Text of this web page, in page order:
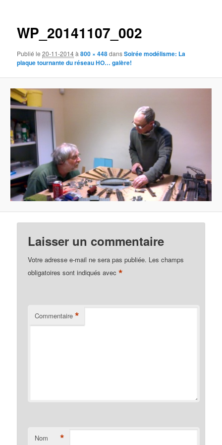
WP_20141107_002
Publié le20-11-2014à800 × 448dansSoirée modélisme: La
plaque tournante du réseau HO… galère!
Laisser un commentaire
Votre adresse e-mail ne sera pas publiée. Les champs
obligatoires sont indiqués avec*
Commentaire *
Nom *